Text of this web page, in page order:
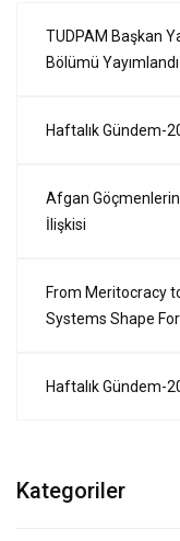
TUDPAM Başkan
Bölümü Yayımlandı
Haftalık Gündem-
Afgan
İlişkisi
From Meritocracy
Systems Shape
Haftalık Gündem-
Kategoriler